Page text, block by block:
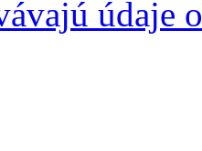
údaje